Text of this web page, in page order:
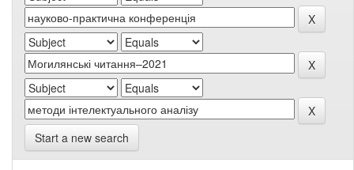
Start a new search